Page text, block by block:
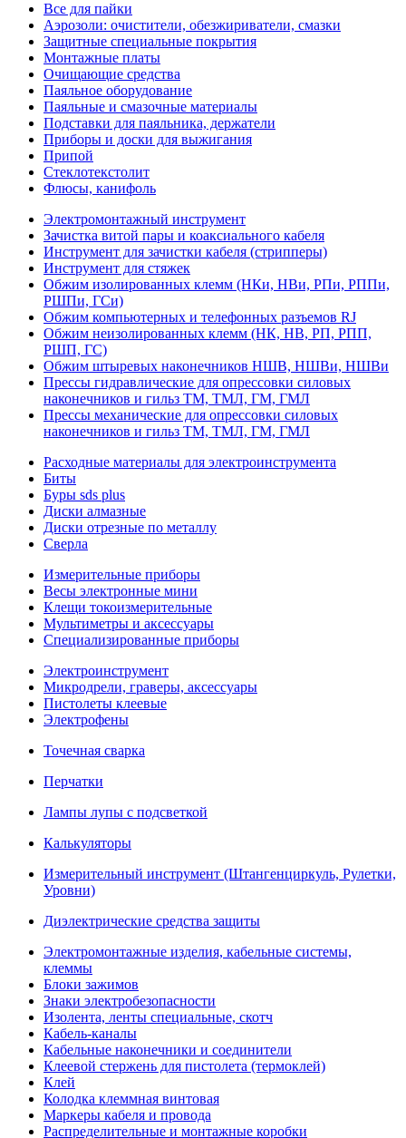
Все для пайки
Аэрозоли: очистители, обезжириватели, смазки
Защитные специальные покрытия
Монтажные платы
Очищающие средства
Паяльное оборудование
Паяльные и смазочные материалы
Подставки для паяльника, держатели
Приборы и доски для выжигания
Припой
Стеклотекстолит
Флюсы, канифоль
Электромонтажный инструмент
Зачистка витой пары и коаксиального кабеля
Инструмент для зачистки кабеля (стрипперы)
Инструмент для стяжек
Обжим изолированных клемм (НКи, НВи, РПи, РППи,
РШПи, ГСи)
Обжим компьютерных и телефонных разъемов RJ
Обжим неизолированных клемм (НК, НВ, РП, РПП,
РШП, ГС)
Обжим штыревых наконечников НШВ, НШВи, НШВи
Прессы гидравлические для опрессовки силовых
наконечников и гильз ТМ, ТМЛ, ГМ, ГМЛ
Прессы механические для опрессовки силовых
наконечников и гильз ТМ, ТМЛ, ГМ, ГМЛ
Расходные материалы для электроинструмента
Биты
Буры sds plus
Диски алмазные
Диски отрезные по металлу
Сверла
Измерительные приборы
Весы электронные мини
Клещи токоизмерительные
Мультиметры и аксессуары
Специализированные приборы
Электроинструмент
Микродрели, граверы, аксессуары
Пистолеты клеевые
Электрофены
Точечная сварка
Перчатки
Лампы лупы с подсветкой
Калькуляторы
Измерительный инструмент (Штангенциркуль, Рулетки,
Уровни)
Диэлектрические средства защиты
Электромонтажные изделия, кабельные системы,
клеммы
Блоки зажимов
Знаки электробезопасности
Изолента, ленты специальные, скотч
Кабель-каналы
Кабельные наконечники и соединители
Клеевой стержень для пистолета (термоклей)
Клей
Колодка клеммная винтовая
Маркеры кабеля и провода
Распределительные и монтажные коробки